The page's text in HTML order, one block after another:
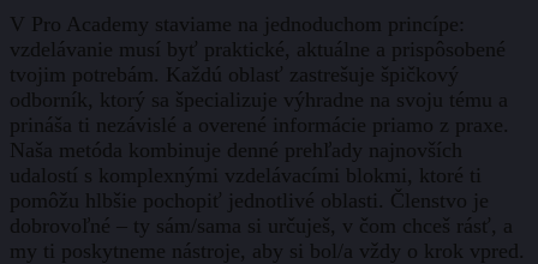
V Pro Academy staviame na jednoduchom princípe:
vzdelávanie musí byť praktické, aktuálne a prispôsobené
tvojim potrebám. Každú oblasť zastrešuje špičkový
odborník, ktorý sa špecializuje výhradne na svoju tému a
prináša ti nezávislé a overené informácie priamo z praxe.
Naša metóda kombinuje denné prehľady najnovších
udalostí s komplexnými vzdelávacími blokmi, ktoré ti
pomôžu hlbšie pochopiť jednotlivé oblasti. Členstvo je
dobrovoľné – ty sám/sama si určuješ, v čom chceš rásť, a
my ti poskytneme nástroje, aby si bol/a vždy o krok vpred.